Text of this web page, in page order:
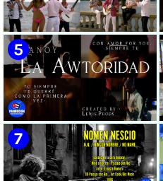
🟡 Susel Gómez (La China) ||
¨Oye Mi Leloley¨ || Director:
Onelio Jesús Larralde González
|| Música popular bailable
cubana || Videoclip || CUBA
🟡 Tico González - ¨Aunque se
pare la mula¨ - Videoclip -
Dirección: John Meriles -
Roberto C. González